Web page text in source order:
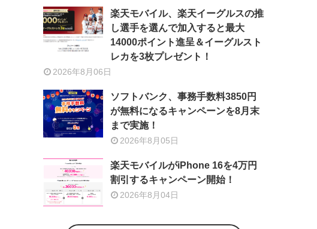
楽天モバイル、楽天イーグルスの推
し選手を選んで加入すると最大
14000ポイント進呈＆イーグルスト
レカを3枚プレゼント！
2026年8月06日
ソフトバンク、事務手数料3850円
が無料になるキャンペーンを8月末
まで実施！
2026年8月05日
楽天モバイルがiPhone 16を4万円
割引するキャンペーン開始！
2026年8月04日